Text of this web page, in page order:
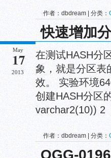
作者：dbdream | 分类：
26947
,OGG ,OGG-01755
快速增加
May
17
2013
在测试HASH分
象，就是分区表
效。 实验环境
创建HASH分区
varchar2(10))
作者：dbdream | 分类：
OGG-